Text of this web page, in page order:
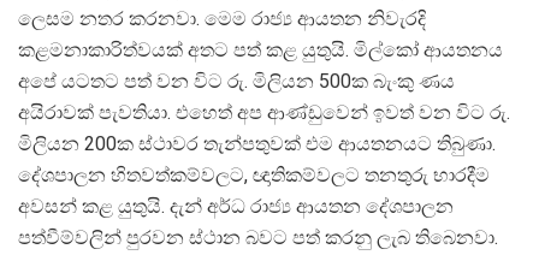
ලෙසම නතර කරනවා. මෙම රාජ්‍ය ආයතන නිවැරදි
කළමනාකාරිත්වයක් අතට පත් කළ යුතුයි. මිල්කෝ ආයතනය
අපේ යටතට පත් වන විට රු. මිලියන 500ක බැංකු ණය
අයිරාවක් පැවතියා. එහෙත් අප ආණ්ඩුවෙන් ඉවත් වන විට රු.
මිලියන 200ක ස්ථාවර තැන්පතුවක් එම ආයතනයට තිබුණා.
දේශපාලන හිතවත්කම්වලට, ඥාතිකම්වලට තනතුරු භාරදීම
අවසන් කළ යුතුයි. දැන් අර්ධ රාජ්‍ය ආයතන දේශපාලන
පත්වීම්වලින් පුරවන ස්ථාන බවට පත් කරනු ලැබ තිබෙනවා.